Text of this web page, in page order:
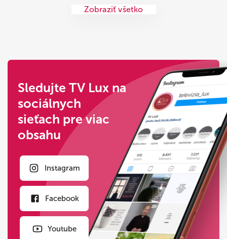
Zobraziť všetko
Sledujte TV Lux na
sociálnych
sieťach pre viac
obsahu
Instagram
Facebook
Youtube